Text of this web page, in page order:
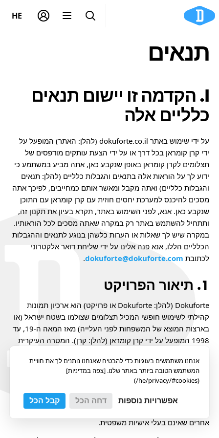
תנאים
הקדמה זו יישום תנאים
כלליים אלה
על ידי שימוש באתר dokuforte.co.il (להלן: האתר) המופעל על
ידי קרן קומראן בכל דרך או על ידי הצעת עותקים מודפסים של
תצלומים לקרן קומראן באופן שנקבע כאן, אתה מביע במשתמע כי
ידוע לך על הוראות אלה בתנאים והגבלות כלליים (להלן: תנאים
והגבלות כלליים) ואתה מקבל ומאשר אותם כמחייבים, לפיכך אתה
מסכים להיכנס למערכת יחסים חוזית עם קרן קומראן עם התוכן
שנקבע כאן. אנא, לפני השימוש באתר, תקרא בעיון את תקנון זה,
ותתחיל להשתמש באתר רק במקרה שאתה מסכים לכל הוראותיו.
במקרה שיש לך שאלות או הערות כלשהן בנוגע לתנאים וההגבלות
הכלליים הללו, אנא פנה אלינו על ידי שליחת דואר אלקטרוני
לכתובת dokuforte@dokuforte.com
.
תיאור הפרויקט
Dokuforte (להלן: Dokuforte או פרויקט) הוא ארכיון תמונות
קהילתי לשימוש חופשי המכיל תצלומים שצולמו בשטח ישראל (או
בארצות המוצא של המשפחות לפני העלייה) מאז המאה ה-19, עד
1998 המופעל על ידי קרן קומראן (להלן: קרן). המטרה העיקרית
משפחות ואנשים פרטיים ישראלים, ובאמצעות שימור העבר
המשותף של העם הישראלי בדרך זו, להעביר את עתידנו המשותף
על ילדינו. על מנת להשיג מטרה זו, הקרן מעוניינת לאסוף תצלומים
בעיקר ממשפחות ומאנשים פרטיים ובאופן משני מצלמים
מקצועיים, אוספים ציבוריים, גופים משפטיים אחרים וגורמים
אחרים שאינם בעלי אישיות משפטית.
HE
אנחנו משתמשים בעוגיות כדי להבטיח שאנחנו נותנים לך את חוויית
המשתמש הטובה ביותר באתר שלנו. [צפה במדיניות]
(he/privacy/#cookies/)
אפשרויות נוספות דחה הכל קבל הכל